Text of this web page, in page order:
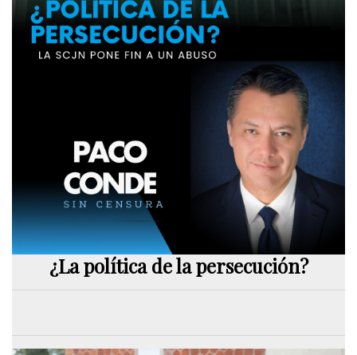
¿La política de la persecución?